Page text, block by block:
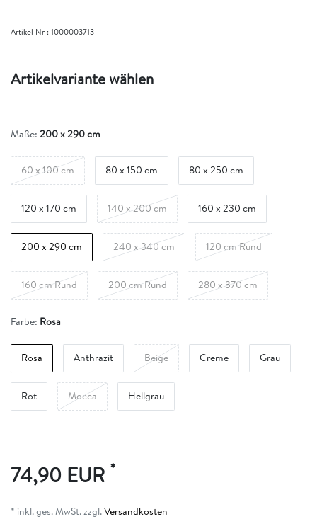
Artikel Nr :1000003713
Artikelvariante wählen
Maße: 200 x 290 cm
60 x 100 cm 80 x 150 cm 80 x 250 cm
120 x 170 cm 140 x 200 cm 160 x 230 cm
200 x 290 cm 240 x 340 cm 120 cm Rund
160 cm Rund 200 cm Rund 280 x 370 cm
Farbe: Rosa
Rosa Anthrazit Beige Creme Grau
Rot Mocca Hellgrau
74,90 EUR *
* inkl. ges. MwSt. zzgl.Versandkosten